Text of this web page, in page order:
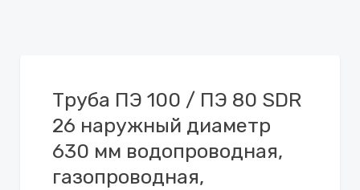
Труба ПЭ 100 / ПЭ 80 SDR
26 наружный диаметр
630 мм водопроводная,
газопроводная,